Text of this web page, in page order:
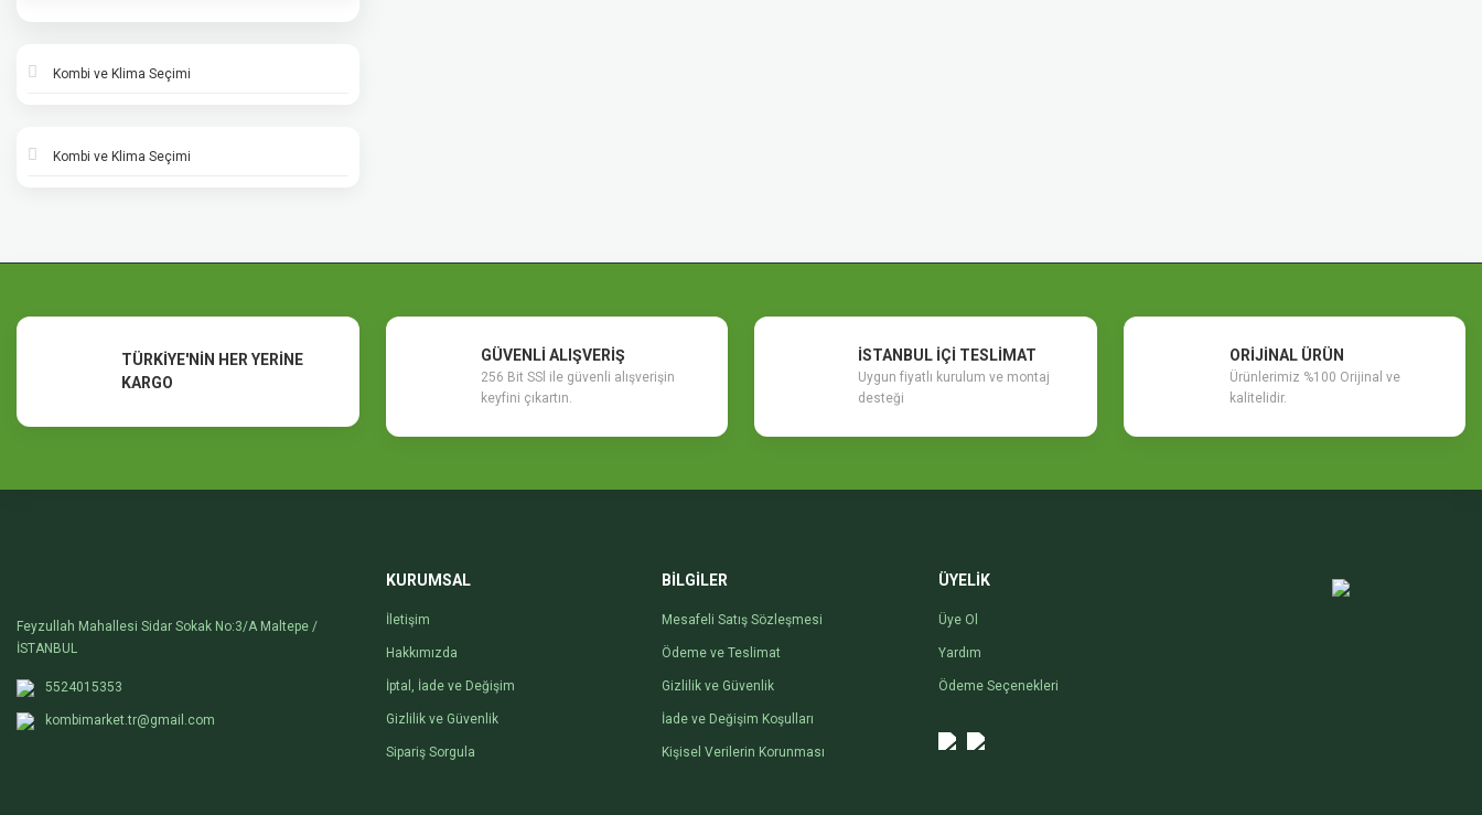
Kombi ve Klima Seçimi
Kombi ve Klima Seçimi
TÜRKİYE'NİN HER YERİNE
KARGO
GÜVENLİ ALIŞVERİŞ
256 Bit SSl ile güvenli alışverişin
keyfini çıkartın.
İSTANBUL İÇİ TESLİMAT
Uygun fiyatlı kurulum ve montaj
desteği
ORİJİNAL ÜRÜN
Ürünlerimiz %100 Orijinal ve
kalitelidir.
Feyzullah Mahallesi Sidar Sokak No:3/A Maltepe /
İSTANBUL
5524015353
kombimarket.tr@gmail.com
KURUMSAL
İletişim
Hakkımızda
İptal, İade ve Değişim
Gizlilik ve Güvenlik
Sipariş Sorgula
BİLGİLER
Mesafeli Satış Sözleşmesi
Ödeme ve Teslimat
Gizlilik ve Güvenlik
İade ve Değişim Koşulları
Kişisel Verilerin Korunması
ÜYELİK
Üye Ol
Yardım
Ödeme Seçenekleri